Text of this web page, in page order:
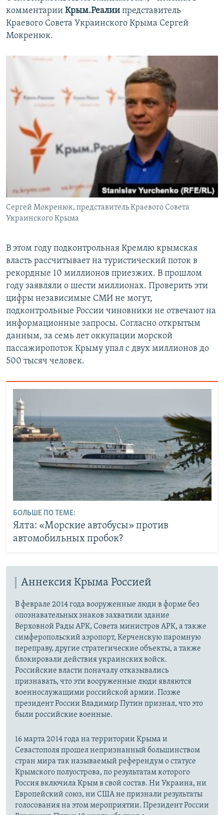
комментарии Крым.Реалии представитель
Краевого Совета Украинского Крыма Сергей
Мокренюк.
Сергей Мокренюк, представитель Краевого Совета
Украинского Крыма
В этом году подконтрольная Кремлю крымская
власть рассчитывает на туристический поток в
рекордные 10 миллионов приезжих. В прошлом
году заявляли о шести миллионах. Проверить эти
цифры независимые СМИ не могут,
подконтрольные России чиновники не отвечают на
информационные запросы. Согласно открытым
данным, за семь лет оккупации морской
пассажиропоток Крыму упал с двух миллионов до
500 тысяч человек.
БОЛЬШЕ ПО ТЕМЕ:
Ялта: «Морские автобусы» против
автомобильных пробок?
Аннексия Крыма Россией
В феврале 2014 года вооруженные люди в форме без
опознавательных знаков захватили здание
Верховной Рады АРК, Совета министров АРК, а также
симферопольский аэропорт, Керченскую паромную
переправу, другие стратегические объекты, а также
блокировали действия украинских войск.
Российские власти поначалу отказывались
признавать, что эти вооруженные люди являются
военнослужащими российской армии. Позже
президент России Владимир Путин признал, что это
были российские военные.
16 марта 2014 года на территории Крыма и
Севастополя прошел непризнанный большинством
стран мира так называемый референдум о статусе
Крымского полуострова, по результатам которого
Россия включила Крым в свой состав. Ни Украина, ни
Европейский союз, ни США не признали результаты
голосования на этом мероприятии. Президент России